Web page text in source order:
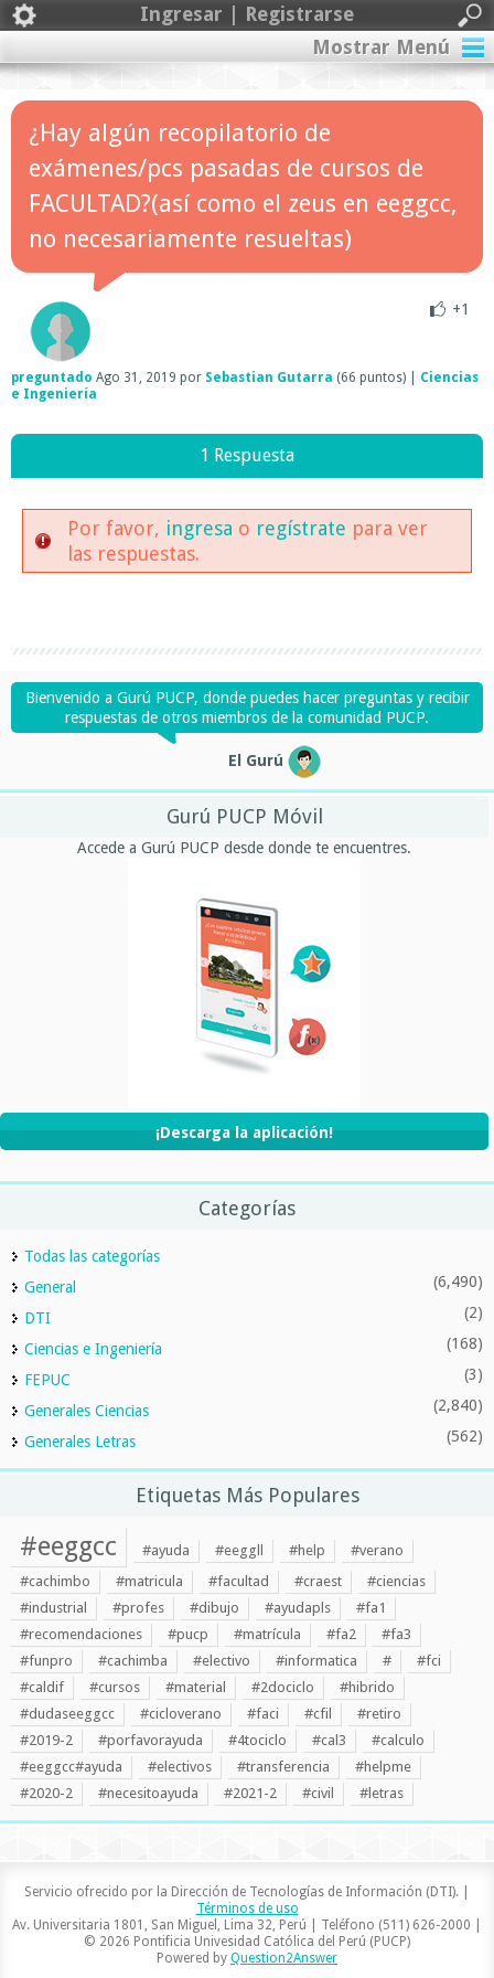
Ingresar | Registrarse
Mostrar Menú
¿Hay algún recopilatorio de
exámenes/pcs pasadas de cursos de
FACULTAD?(así como el zeus en eeggcc,
no necesariamente resueltas)
+1
preguntado Ago 31, 2019 por Sebastian Gutarra (66 puntos)
Ciencias
e Ingeniería
1 Respuesta
Por favor, ingresa o regístrate para ver
las respuestas.
Bienvenido a Gurú PUCP, donde puedes hacer preguntas y recibir
respuestas de otros miembros de la comunidad PUCP.
El Gurú
Gurú PUCP Móvil
Accede a Gurú PUCP desde donde te encuentres.
¡Descarga la aplicación!
Categorías
Todas las categorías
General
(6,490)
DTI (2)
Ciencias e Ingeniería (168)
FEPUC (3)
Generales Ciencias (2,840)
Generales Letras (562)
Etiquetas Más Populares
#eeggcc #ayuda #eeggll #help
#verano
#cachimbo
#matricula #facultad #craest
#ciencias
#industrial
#profes #dibujo #ayudapls
#fa1
#recomendaciones
#pucp #matrícula #fa2
#fa3
#funpro
#cachimba #electivo #informatica #
#fci
#caldif
#cursos #material #2dociclo
#hibrido
#dudaseeggcc
#cicloverano #faci #cfil
#retiro
#2019-2
#porfavorayuda #4tociclo #cal3
#calculo
#eeggcc#ayuda
#electivos #transferencia
#helpme
#2020-2
#necesitoayuda #2021-2 #civil #letras
Servicio ofrecido por la Dirección de Tecnologías de Información (DTI). |
Términos de uso
Av. Universitaria 1801, San Miguel, Lima 32, Perú | Teléfono (511) 626-2000 |
© 2026 Pontificia Univesidad Católica del Perú (PUCP)
Powered by Question2Answer